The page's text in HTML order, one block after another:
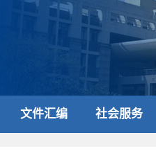
文件汇编 社会服务